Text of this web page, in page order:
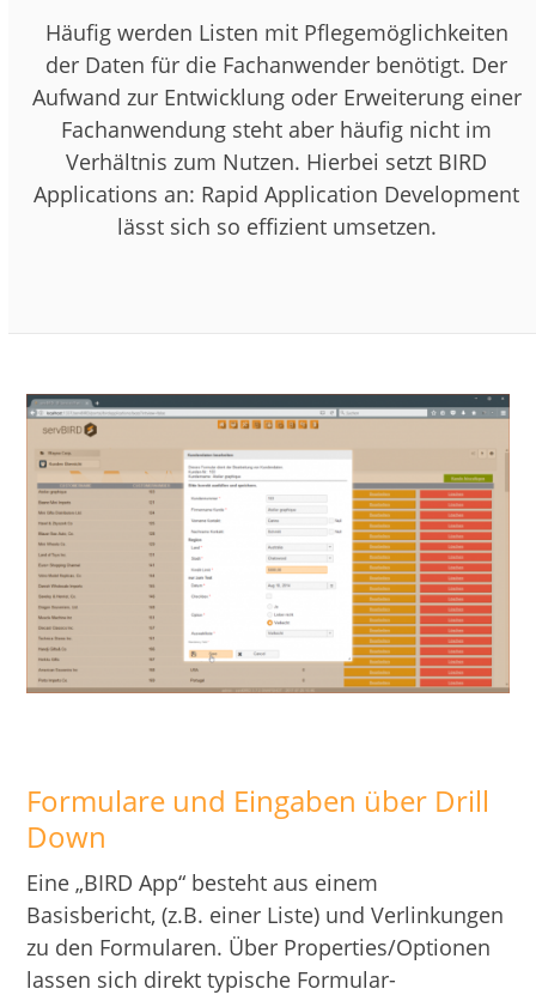
Häufig werden Listen mit Pflegemöglichkeiten
der Daten für die Fachanwender benötigt. Der
Aufwand zur Entwicklung oder Erweiterung einer
Fachanwendung steht aber häufig nicht im
Verhältnis zum Nutzen. Hierbei setzt BIRD
Applications an: Rapid Application Development
lässt sich so effizient umsetzen.
Formulare und Eingaben über Drill
Down
Eine „BIRD App“ besteht aus einem
Basisbericht, (z.B. einer Liste) und Verlinkungen
zu den Formularen. Über Properties/Optionen
lassen sich direkt typische Formular-